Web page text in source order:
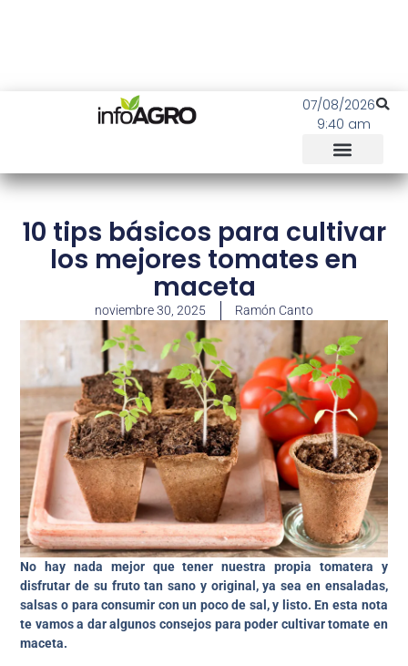
07/08/2026
9:40 am
10 tips básicos para cultivar
los mejores tomates en
maceta
noviembre 30, 2025 Ramón Canto
No hay nada mejor que tener nuestra propia tomatera y
disfrutar de su fruto tan sano y original, ya sea en ensaladas,
salsas o para consumir con un poco de sal, y listo. En esta nota
te vamos a dar algunos consejos para poder cultivar tomate en
maceta.